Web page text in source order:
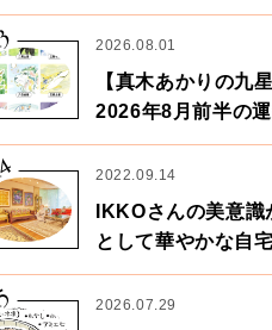
ん×漫画家・鶴谷香
2026.08.01
【真木あかりの九
2026年8月前半の
2022.09.14
IKKOさんの美意
として華やかな自
心のリズムが乱さ
業」。
2026.07.29